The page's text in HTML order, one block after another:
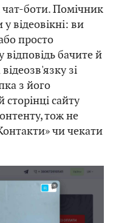
чат-боти. Помічник
відеовікні: ви
просто
відповідь бачите й
зі
з його
сайту
тож не
чи чекати